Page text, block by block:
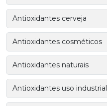
Antioxidantes cerveja
Antioxidantes cosméticos
Antioxidantes naturais
Antioxidantes uso industrial